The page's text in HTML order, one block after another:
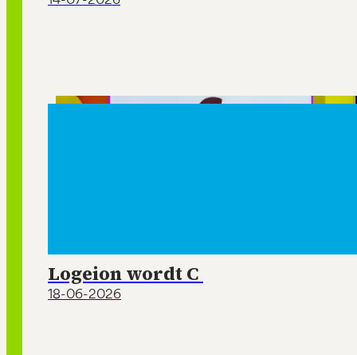
Logeion wordt C
18-06-2026